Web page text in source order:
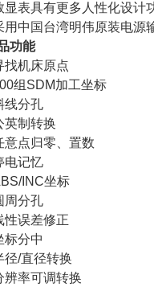
显表具有更多人性化设计
用中国台湾明伟原装电源
功能
找机床原点
组SDM加工坐标
线分孔
英制转换
意点归零、置数
电记忆
INC坐标
周分孔
性误差修正
标分中
径/直径转换
辨率可调转换